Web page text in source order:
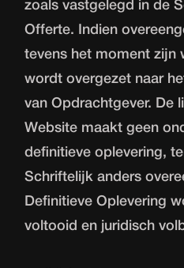
zoals vastgelegd in de
Offerte. Indien
tevens het moment zijn
wordt overgezet naar
van Opdrachtgever. De
Website maakt geen
definitieve oplevering,
Schriftelijk anders
Definitieve Oplevering
voltooid en juridisch